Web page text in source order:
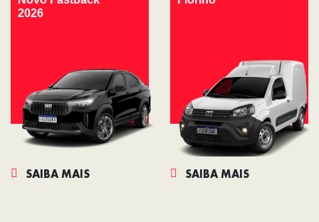
2026
SAIBA MAIS SAIBA MAIS